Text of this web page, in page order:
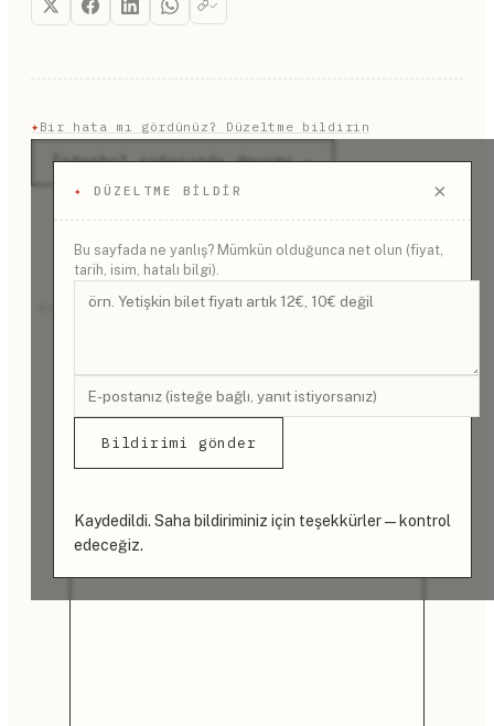
güncel alternatifler arasında sayılıyor.
✦Bir hata mı gördünüz? Düzeltme bildirin
✦ DÜZELTME BILDIR ×
Bu sayfada ne yanlış? Mümkün olduğunca net olun (fiyat,
tarih, isim, hatalı bilgi).
Bildirimi gönder
Kaydedildi. Saha bildiriminiz için teşekkürler — kontrol
edeceğiz.
İstanbul rotasında devamı →
REKLAM